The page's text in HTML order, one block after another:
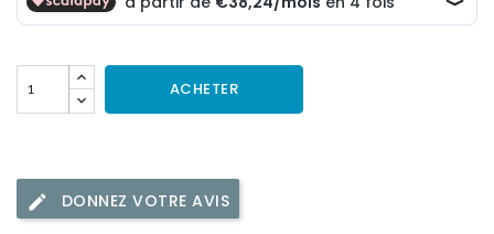
ACHETER
DONNEZ VOTRE AVIS